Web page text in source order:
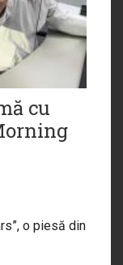
cu
o piesă din